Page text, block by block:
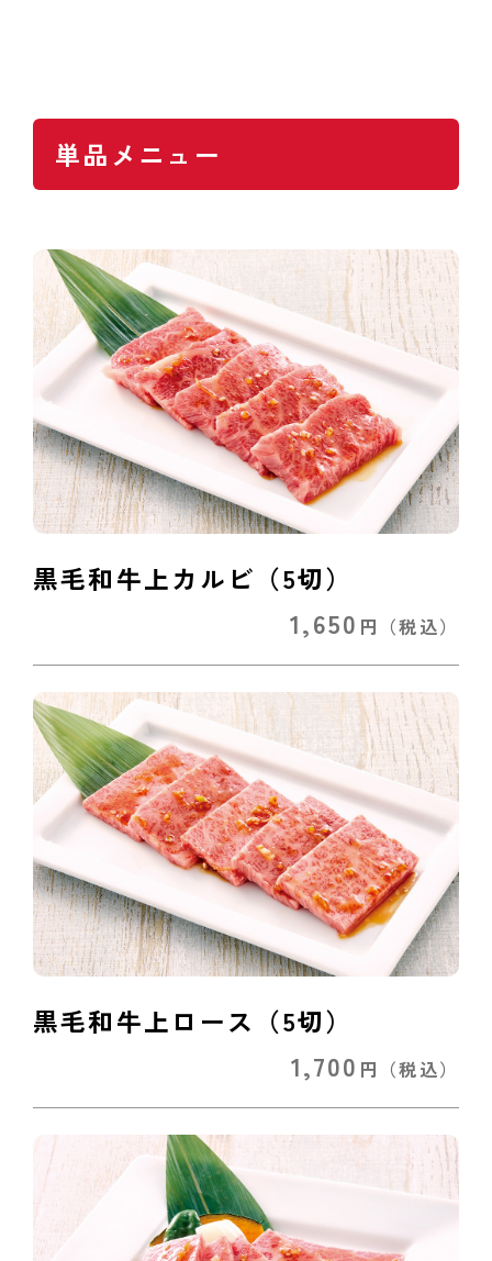
単品メニュー
黒毛和牛上カルビ（5切）
1,650 円 （税込）
黒毛和牛上ロース（5切）
1,700 円 （税込）